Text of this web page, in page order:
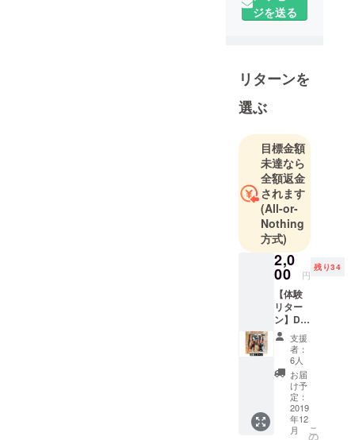
イヤー
2018年3月
古家購入
平日は東京
で仕事
で古家を
DIYでリノ
ベーション
していま
す。
ジを送る
リターンを
選ぶ
目標金額
未達なら
全額返金
されます
(All-or-
Nothing
方式)
2,0
00 円
残り34
【体験
リター
ン】DIY
体験 築
50年の
古民家
をリノ
ベー
ション
中 私が
古民家
に行く
支援
者：
6人
お届
け予
定：
2019
年12
月
こ
の